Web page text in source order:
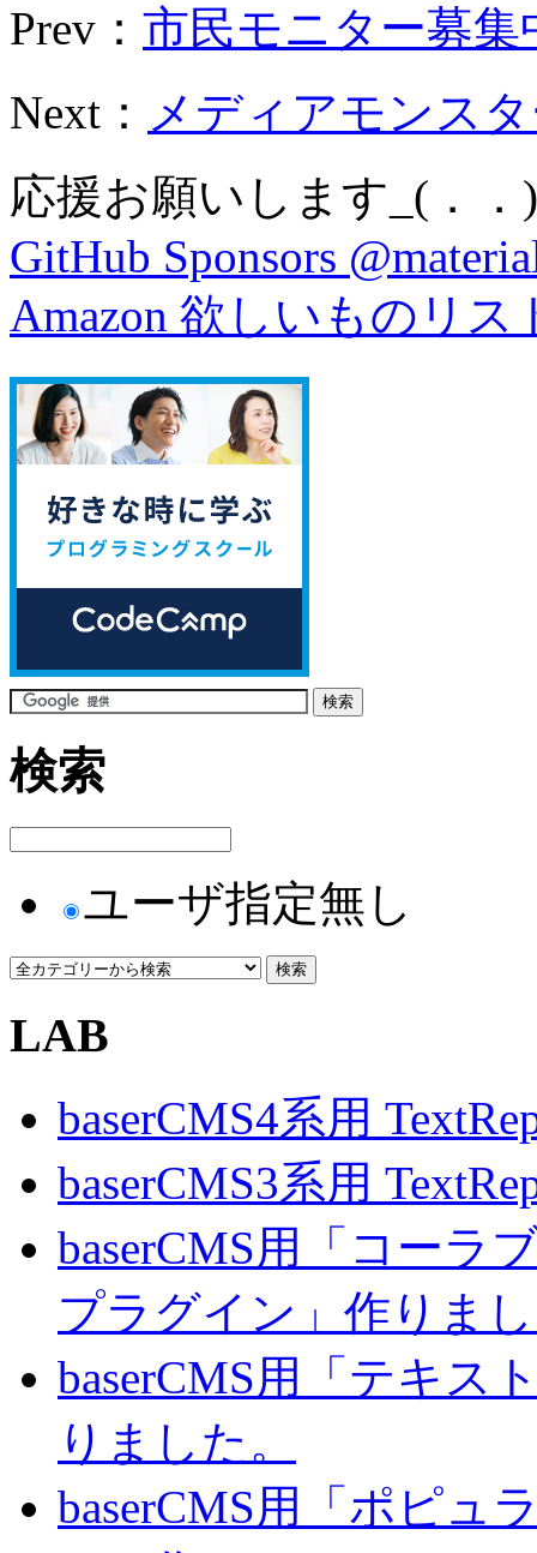
Prev： 市民モニター募
Next： メディアモンス
応援お願いします_(．．
GitHub Sponsors
Amazon 欲しいものリス
検索
ユーザ指定無し
LAB
baserCMS4系用
baserCMS3系用
baserCMS用「コーラ
プラグイン」作りま
baserCMS用「テキス
りました。
baserCMS用「ポピュ